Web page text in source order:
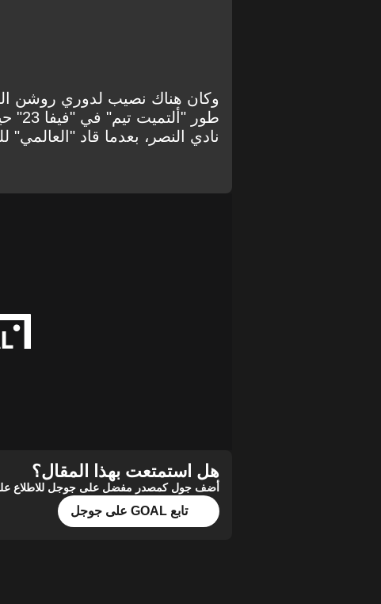
وكان هناك نصيب لدوري روشن
طور
نادي النصر، بعدما قاد "العالمي"
هل استمتعت بهذا المقال؟
أضف جول كمصدر مفضل على جوجل للاطلاع على
تابع GOAL على جوجل